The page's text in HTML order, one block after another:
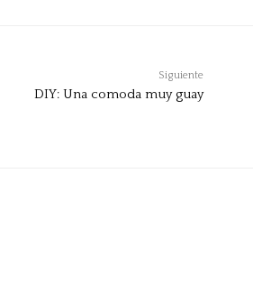
Siguiente
DIY: Una comoda muy guay